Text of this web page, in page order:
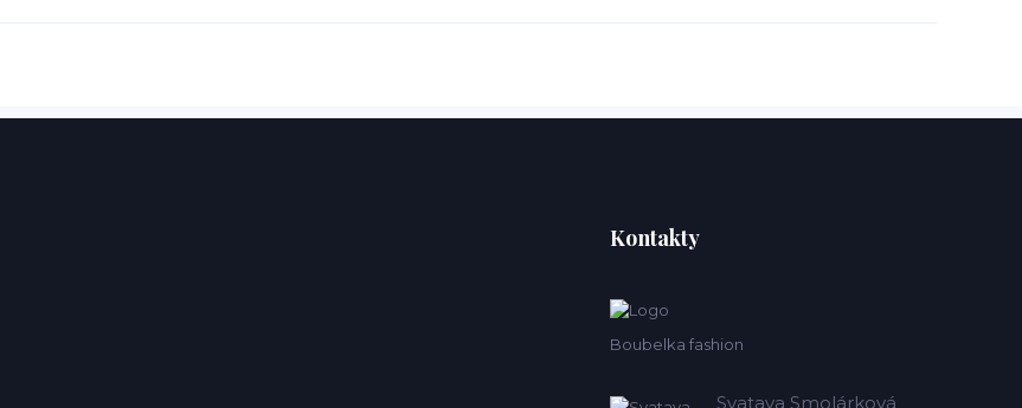
Kontakty
Boubelka fashion
Svatava Smolárková